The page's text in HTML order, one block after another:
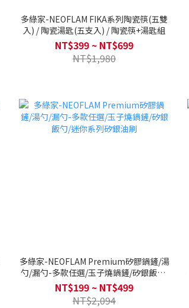
多綠家-NEOFLAM FIKA系列陶瓷筷(五雙
入) / 陶瓷湯匙(五支入) / 陶瓷筷+湯匙組
NT$399 ~ NT$699
NT$1,980
多綠家-NEOFLAM Premium矽膠鍋鏟/湯
勺/漏勺-多款任選/玉子燒鍋鏟/矽銀飯勺/
迷你系列矽銀油刷
NT$199 ~ NT$499
NT$2,094